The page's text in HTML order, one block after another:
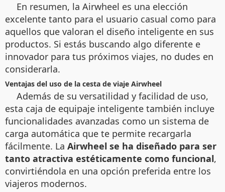
En resumen, la Airwheel es una elección
excelente tanto para el usuario casual como para
aquellos que valoran el diseño inteligente en sus
productos. Si estás buscando algo diferente e
innovador para tus próximos viajes, no dudes en
considerarla.
Ventajas del uso de la cesta de viaje Airwheel
Además de su versatilidad y facilidad de uso,
esta caja de equipaje inteligente también incluye
funcionalidades avanzadas como un sistema de
carga automática que te permite recargarla
fácilmente. La Airwheel se ha diseñado para ser
tanto atractiva estéticamente como funcional,
convirtiéndola en una opción preferida entre los
viajeros modernos.